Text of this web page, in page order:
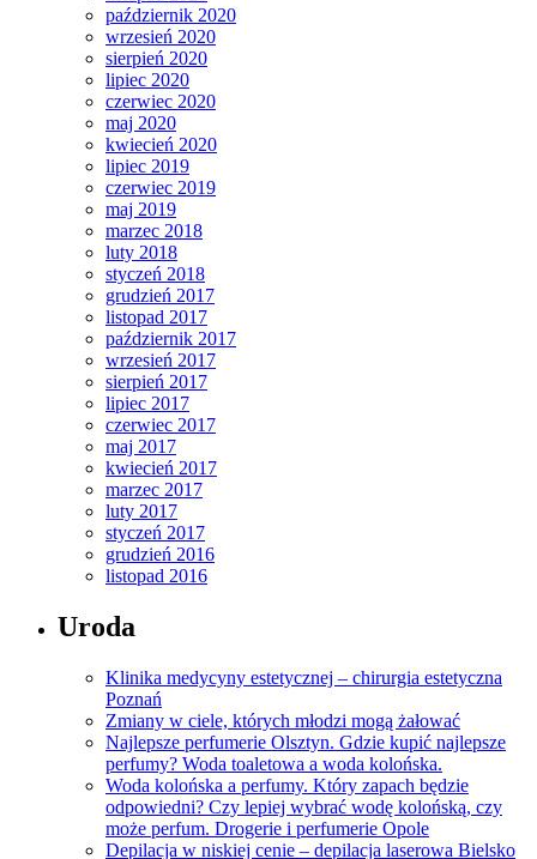
październik 2020
wrzesień 2020
sierpień 2020
lipiec 2020
czerwiec 2020
maj 2020
kwiecień 2020
lipiec 2019
czerwiec 2019
maj 2019
marzec 2018
luty 2018
styczeń 2018
grudzień 2017
listopad 2017
październik 2017
wrzesień 2017
sierpień 2017
lipiec 2017
czerwiec 2017
maj 2017
kwiecień 2017
marzec 2017
luty 2017
styczeń 2017
grudzień 2016
listopad 2016
Uroda
Klinika medycyny estetycznej – chirurgia estetyczna
Poznań
Zmiany w ciele, których młodzi mogą żałować
Najlepsze perfumerie Olsztyn. Gdzie kupić najlepsze
perfumy? Woda toaletowa a woda kolońska.
Woda kolońska a perfumy. Który zapach będzie
odpowiedni? Czy lepiej wybrać wodę kolońską, czy
może perfum. Drogerie i perfumerie Opole
Depilacja w niskiej cenie – depilacja laserowa Bielsko